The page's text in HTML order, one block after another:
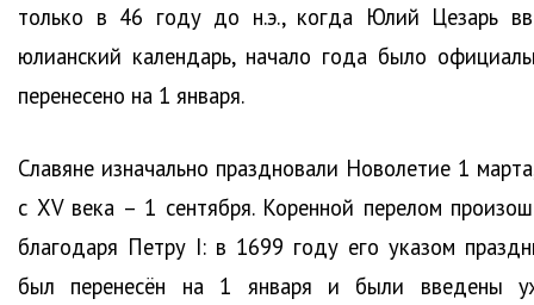
только в 46 году до н.э., когда Юлий Цезарь
юлианский календарь, начало года было
перенесено на 1 января.
Славяне изначально праздновали Новолетие 1
с XV века – 1 сентября. Коренной перелом
благодаря Петру I: в 1699 году его указом
был перенесён на 1 января и были введены